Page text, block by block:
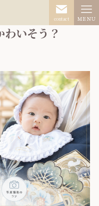
contact ＭＥＮＵ
いそう？